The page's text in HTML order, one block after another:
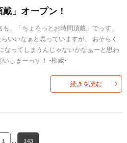
」オープン！
、「ちょろっとお時間頂戴」でっす。
いいなぁと思っていますが、 おそらく
なってしまうんじゃないかなぁーと思わ
いしまーっす！ -権蔵-
続きを読む
1 143